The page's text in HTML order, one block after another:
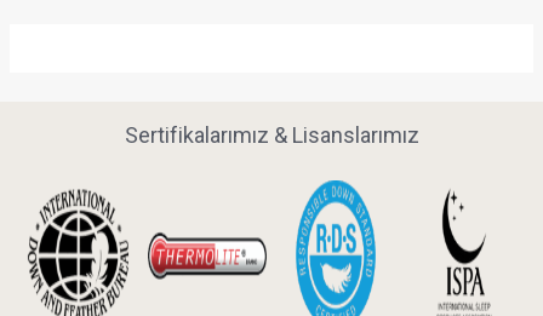
Sertifikalarımız & Lisanslarımız